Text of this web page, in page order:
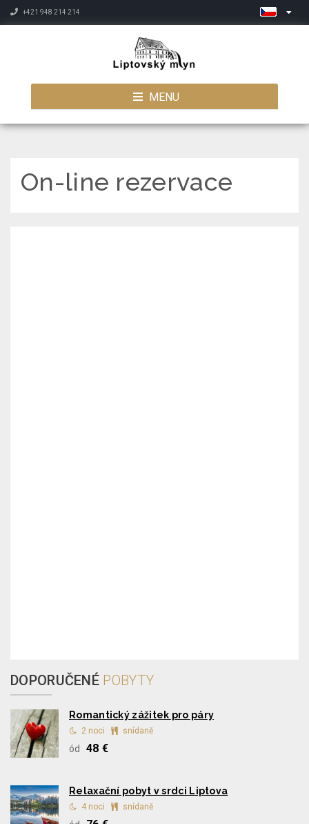
+421 948 214 214
MENU
On-line rezervace
DOPORUČENÉ POBYTY
Romantický zážitek pro páry
2 noci snídaně
ód 48 €
Relaxační pobyt v srdci Liptova
4 noci snídaně